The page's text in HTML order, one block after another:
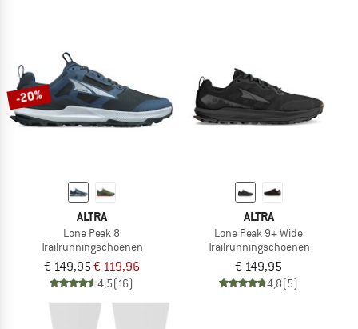
-20%
ALTRA
Lone Peak 8
Trailrunningschoenen
€ 149,95€ 119,96
4,5(16)
ALTRA
Lone Peak 9+ Wide
Trailrunningschoenen
€ 149,95
4,8(5)